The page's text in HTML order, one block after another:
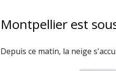
Montpellier est
Depuis ce matin, la neige